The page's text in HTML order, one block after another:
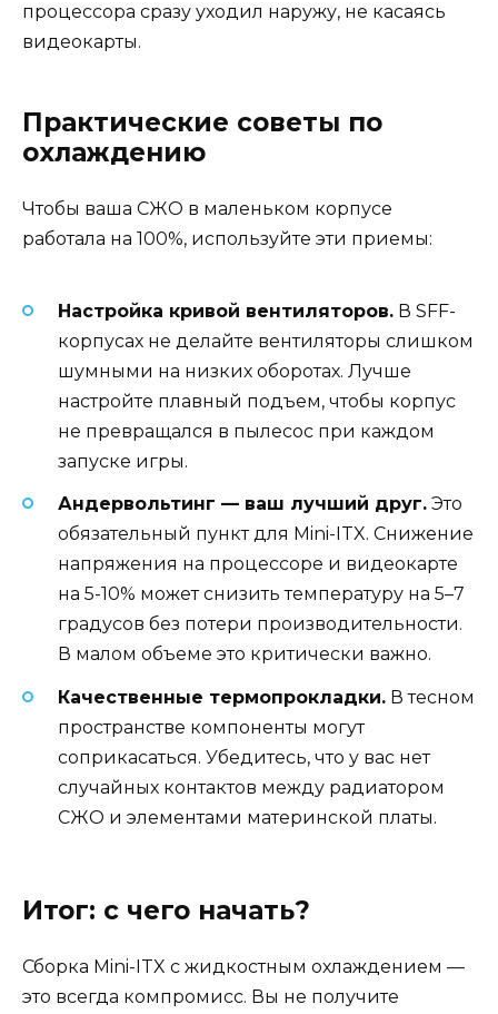
процессора сразу уходил наружу, не касаясь
видеокарты.
Практические советы по
охлаждению
Чтобы ваша СЖО в маленьком корпусе
работала на 100%, используйте эти приемы:
Настройка кривой вентиляторов. В SFF-
корпусах не делайте вентиляторы слишком
шумными на низких оборотах. Лучше
настройте плавный подъем, чтобы корпус
не превращался в пылесос при каждом
запуске игры.
Андервольтинг — ваш лучший друг. Это
обязательный пункт для Mini-ITX. Снижение
напряжения на процессоре и видеокарте
на 5-10% может снизить температуру на 5–7
градусов без потери производительности.
В малом объеме это критически важно.
Качественные термопрокладки. В тесном
пространстве компоненты могут
соприкасаться. Убедитесь, что у вас нет
случайных контактов между радиатором
СЖО и элементами материнской платы.
Итог: с чего начать?
Сборка Mini-ITX с жидкостным охлаждением —
это всегда компромисс. Вы не получите